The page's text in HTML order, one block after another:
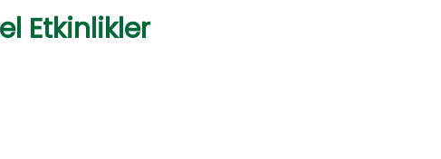
Etkinlikler